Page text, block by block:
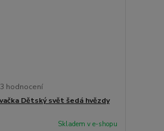
3 hodnocení
Dětský svět šedá hvězdy
Skladem v e-shopu